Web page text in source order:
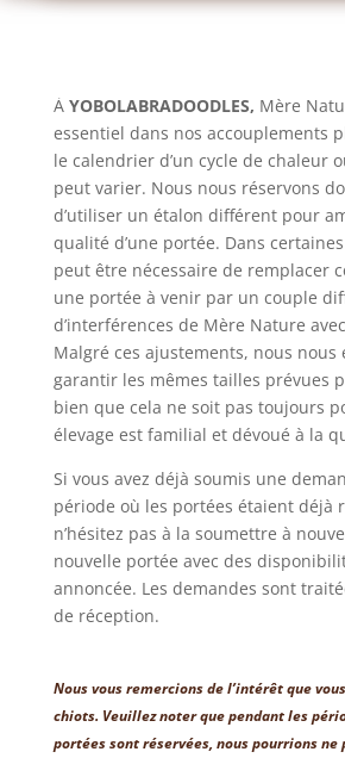
À YOBOLABRADOODLES, Mère
essentiel dans nos accouplements
le calendrier d’un cycle de chaleur
peut varier. Nous nous réservons
d’utiliser un étalon différent pour
qualité d’une portée. Dans
peut être nécessaire de remplacer
une portée à venir par un couple
d’interférences de Mère Nature
Malgré ces ajustements, nous nous
garantir les mêmes tailles prévues
bien que cela ne soit pas toujours
élevage est familial et dévoué à la
Si vous avez déjà soumis une
période où les portées étaient déjà
n’hésitez pas à la soumettre à
nouvelle portée avec des
annoncée. Les demandes sont
de réception.
Nous vous remercions de l’intérêt que
chiots. Veuillez noter que pendant les
portées sont réservées, nous pourrions ne